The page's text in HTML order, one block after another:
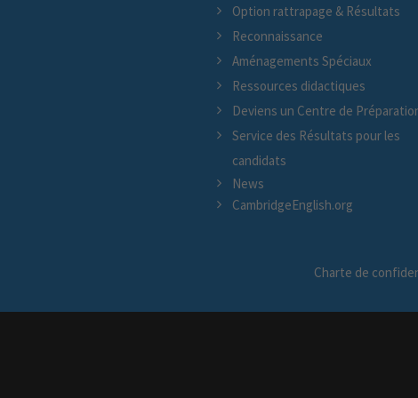
Option rattrapage & Résultats
Reconnaissance
Aménagements Spéciaux
Ressources didactiques
Deviens un Centre de
Service des Résultats pour les
candidats
News
CambridgeEnglish.org
Charte de